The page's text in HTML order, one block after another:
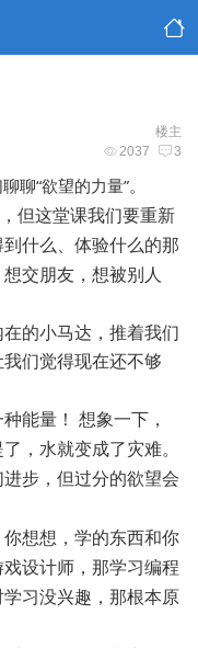
楼主
2037 3
聊聊“欲望的力量”。
但这堂课我们要重新
什么、体验什么的那
交朋友，想被别人
的小马达，推着我们
们觉得现在还不够
能量！ 想象一下，
，水就变成了灾难。
步，但过分的欲望会
想想，学的东西和你
设计师，那学习编程
习没兴趣，那根本原